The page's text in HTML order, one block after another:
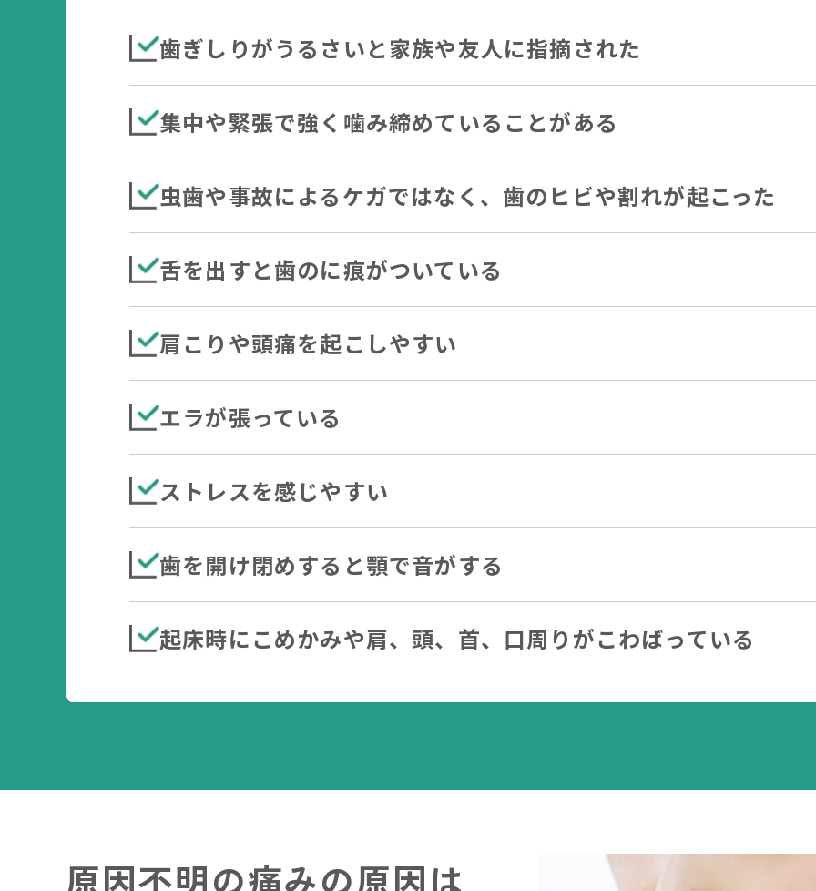
歯ぎしりがうるさいと家族や友人に指摘された
集中や緊張で強く噛み締めていることがある
虫歯や事故によるケガではなく、歯のヒビや割れが起こった
舌を出すと歯のに痕がついている
肩こりや頭痛を起こしやすい
エラが張っている
ストレスを感じやすい
歯を開け閉めすると顎で音がする
起床時にこめかみや肩、頭、首、口周りがこわばっている
原因不明の痛みの原因は